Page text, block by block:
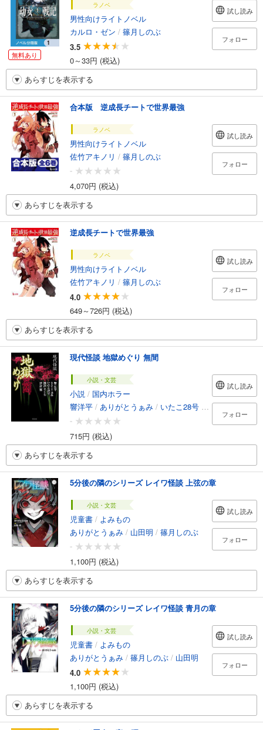
無料あり
ラノベ
男性向けライトノベル
カルロ・ゼン / 篠月しのぶ
3.5
0～33円 (税込)
試し読み
フォロー
あらすじを表示する
合本版 逆成長チートで世界最強
ラノベ
男性向けライトノベル
佐竹アキノリ / 篠月しのぶ
-
4,070円 (税込)
試し読み
フォロー
あらすじを表示する
逆成長チートで世界最強
ラノベ
男性向けライトノベル
佐竹アキノリ / 篠月しのぶ
4.0
649～726円 (税込)
試し読み
フォロー
あらすじを表示する
現代怪談 地獄めぐり 無間
小説・文芸
小説 / 国内ホラー
響洋平 / ありがとうぁみ / いたこ28号 深津さくら/伊
-
715円 (税込)
試し読み
フォロー
あらすじを表示する
5分後の隣のシリーズ レイワ怪談 上弦の章
小説・文芸
児童書 / よみもの
ありがとうぁみ / 山田明 / 篠月しのぶ
-
1,100円 (税込)
試し読み
フォロー
あらすじを表示する
5分後の隣のシリーズ レイワ怪談 青月の章
小説・文芸
児童書 / よみもの
ありがとうぁみ / 篠月しのぶ / 山田明
4.0
1,100円 (税込)
試し読み
フォロー
あらすじを表示する